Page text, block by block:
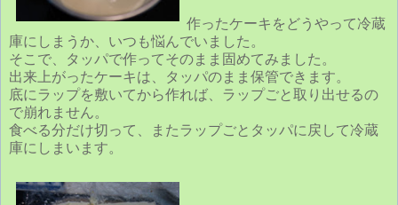
作ったケーキをどうやって冷蔵
庫にしまうか、いつも悩んでいました。
そこで、タッパで作ってそのまま固めてみました。
出来上がったケーキは、タッパのまま保管できます。
底にラップを敷いてから作れば、ラップごと取り出せるの
で崩れません。
食べる分だけ切って、またラップごとタッパに戻して冷蔵
庫にしまいます。